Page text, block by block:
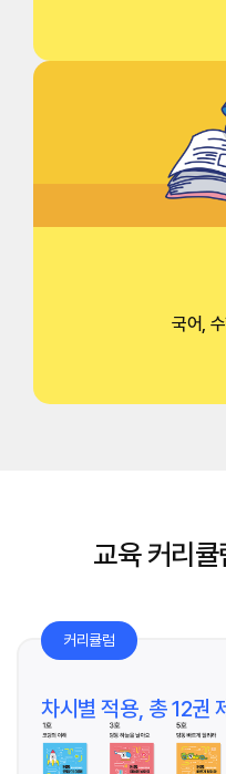
국어,
교육 커리
커리큘럼
차시별 적용, 총 12권